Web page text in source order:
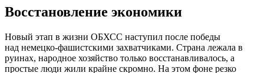
Восстановление экономики
Новый этап в жизни ОБХСС наступил после победы
над немецко-фашистскими захватчиками. Страна лежала в
руинах, народное хозяйство только восстанавливалось, а
простые люди жили крайне скромно. На этом фоне резко